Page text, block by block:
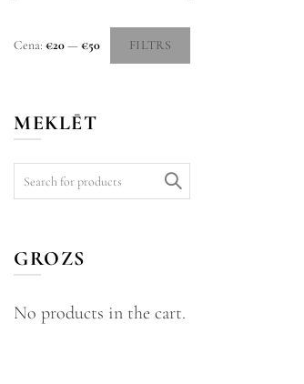
FILTRS
Cena: €20— €50
MEKLĒT
GROZS
No products in the cart.